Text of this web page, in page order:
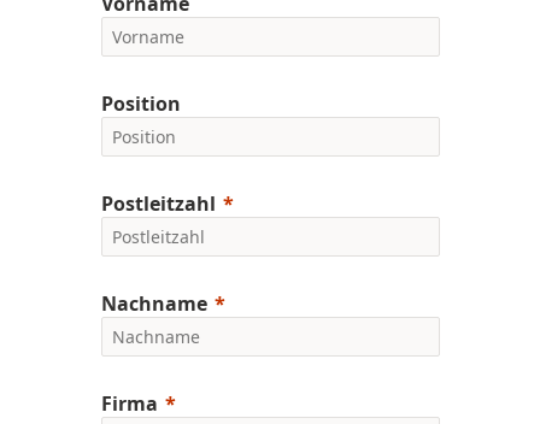
Position
Postleitzahl
Nachname
Firma